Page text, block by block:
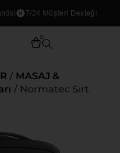
7/24 Müşteri Desteği
0
/ MASAJ &
/ Normatec Sırt